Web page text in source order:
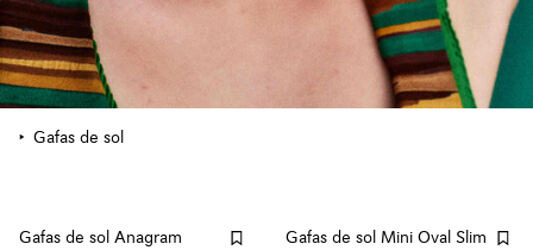
Gafas de sol
Gafas de sol Anagram
Gafas de sol Mini Oval Slim